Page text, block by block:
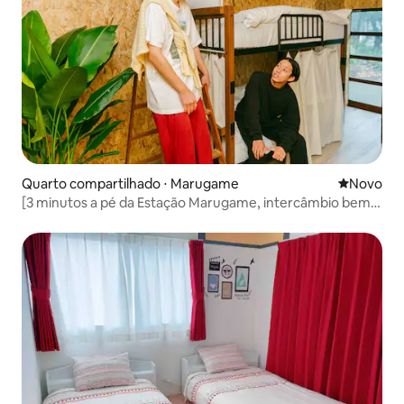
Quarto compartilhado ⋅ Marugame Novo
Novo
[3 minutos a pé da Estação Marugame, intercâmbio bem-
casa tradicional com mais de 100 anos, dormitório misto